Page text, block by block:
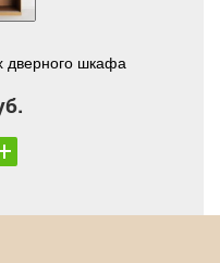
дверного шкафа